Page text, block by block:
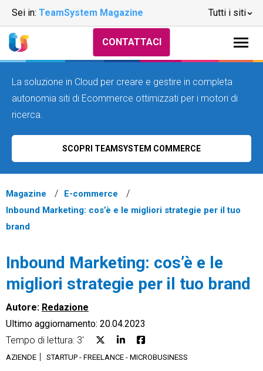
Sei in: TeamSystem Magazine Tutti i siti
CRM
Ecommerce
CONTATTACI
La soluzione in Cloud per creare e gestire in completa
autonomia siti di Ecommerce ottimizzati per i motori di
ricerca.
SCOPRI TEAMSYSTEM COMMERCE
Magazine
E-commerce
Inbound Marketing: cos’è e le migliori strategie per il tuo
brand
Inbound Marketing: cos’è e le
migliori strategie per il tuo brand
Autore: Redazione
Ultimo aggiornamento: 20.04.2023
Tempo di lettura: 3'
AZIENDE STARTUP - FREELANCE - MICROBUSINESS